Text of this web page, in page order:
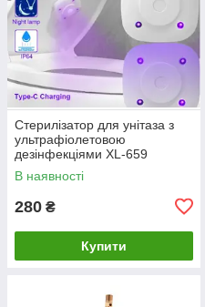
Стерилізатор для унітаза з
ультрафіолетовою
дезінфекціями XL-659
В наявності
280 ₴
Купити